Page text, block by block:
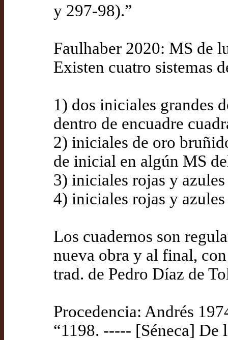
y 297-98).”
Faulhaber 2020: MS de
Existen cuatro sistemas
1) dos iniciales grandes
dentro de encuadre
2) iniciales de oro
de inicial en algún MS
3) iniciales rojas y
4) iniciales rojas y
Los cuadernos son
nueva obra y al final,
trad. de Pedro Díaz de
Procedencia: Andrés
“1198. ----- [Séneca] De